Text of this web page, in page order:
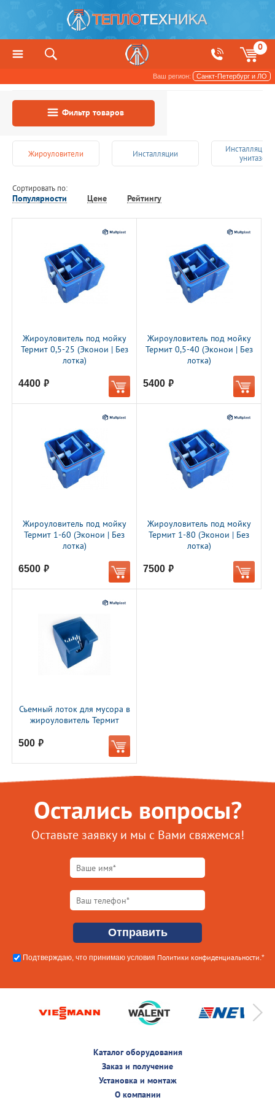
0
Ваш регион: Санкт-Петербург и ЛО
Фильтр товаров
Жироуловители Инсталляции
Инсталляции
унитазов
Сортировать по:
Популярности Цене Рейтингу
Жироуловитель под мойку
Термит 0,5-25 (Эконои | Без
лотка)
4400 руб.
Жироуловитель под мойку
Термит 0,5-40 (Эконои | Без
лотка)
5400 руб.
Жироуловитель под мойку
Термит 1-60 (Эконои | Без
лотка)
6500 руб.
Жироуловитель под мойку
Термит 1-80 (Эконои | Без
лотка)
7500 руб.
Съемный лоток для мусора в
жироуловитель Термит
500 руб.
Остались вопросы?
Оставьте заявку и мы с Вами свяжемся!
Подтверждаю, что принимаю условия Политики конфиденциальности .*
Каталог оборудования
Заказ и получение
Установка и монтаж
О компании